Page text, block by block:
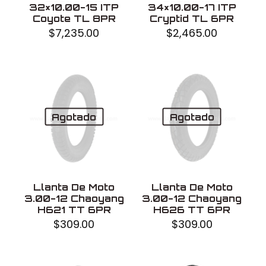
32×10.00-15 ITP
Coyote TL 8PR
$7,235.00
34×10.00-17 ITP
Cryptid TL 6PR
$2,465.00
Agotado
Llanta De Moto
3.00-12 Chaoyang
H621 TT 6PR
$309.00
Agotado
Llanta De Moto
3.00-12 Chaoyang
H626 TT 6PR
$309.00